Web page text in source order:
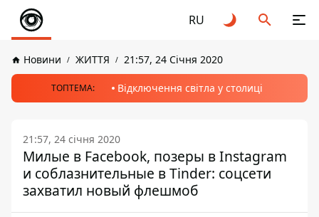
RU
Новини ЖИТТЯ 21:57, 24 Січня 2020
ТОПТЕМА: Відключення світла у столиці
21:57, 24 січня 2020
Милые в Facebook, позеры в Instagram
и соблазнительные в Tinder: соцсети
захватил новый флешмоб